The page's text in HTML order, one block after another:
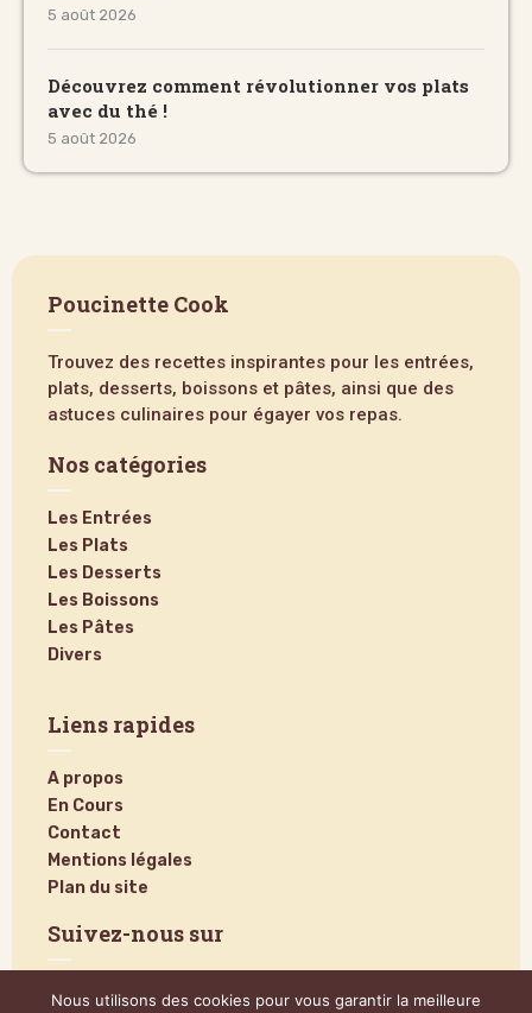
5 août 2026
Découvrez comment révolutionner vos plats
avec du thé !
5 août 2026
Poucinette Cook
Trouvez des recettes inspirantes pour les entrées,
plats, desserts, boissons et pâtes, ainsi que des
astuces culinaires pour égayer vos repas.
Nos catégories
Les Entrées
Les Plats
Les Desserts
Les Boissons
Les Pâtes
Divers
Liens rapides
A propos
En Cours
Contact
Mentions légales
Plan du site
Suivez-nous sur
Nous utilisons des cookies pour vous garantir la meilleure